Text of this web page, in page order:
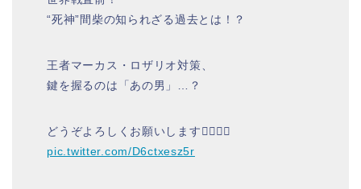
“死神”間柴の知られざる過去とは！？
王者マーカス・ロザリオ対策、
鍵を握るのは「あの男」…？
どうぞよろしくお願いします🙇‍♂️🙇‍♀️
pic.twitter.com/D6ctxesz5r